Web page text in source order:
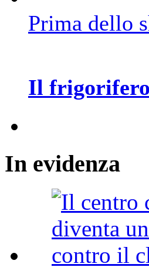
Prima dello
Il
In evidenza